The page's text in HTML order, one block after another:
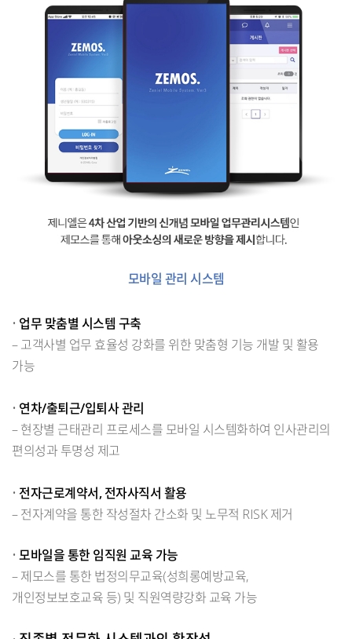
모바일 관리 시스템
• 업무 맞춤별 시스템 구축
– 고객사별 업무 효율성 강화를 위한 맞춤형 기능 개발 및 활용
가능
• 연차/출퇴근/입퇴사 관리
– 현장별 근태관리 프로세스를 모바일 시스템화하여 인사관리의
편의성과 투명성 제고
• 전자근로계약서, 전자사직서 활용
– 전자계약을 통한 작성절차 간소화 및 노무적 RISK 제거
• 모바일을 통한 임직원 교육 가능
– 제모스를 통한 법정의무교육(성희롱예방교육,
개인정보보호교육 등) 및 직원역량강화 교육 가능